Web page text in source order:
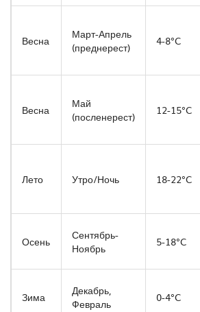
Весна
Март-Апрель
(преднерест)
4-8°C
Весна
Май
(посленерест)
12-15°C
Лето Утро/Ночь 18-22°C
Осень
Сентябрь-
Ноябрь
5-18°C
Зима
Декабрь,
Февраль
0-4°C